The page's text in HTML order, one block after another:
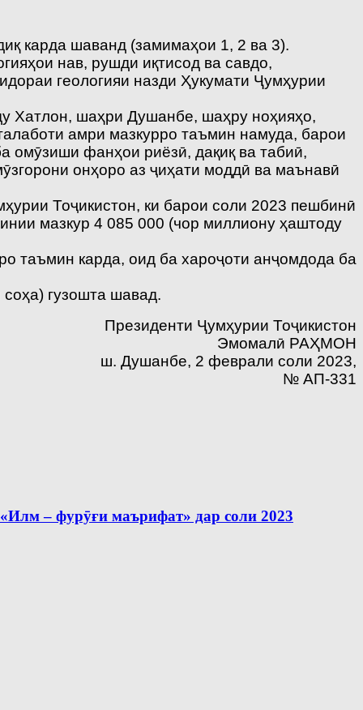
карда шаванд (замимаҳои 1, 2 ва 3).
нав, рушди иқтисод ва савдо,
геологияи назди Ҳукумати Ҷумҳурии
Хатлон, шаҳри Душанбе, шаҳру ноҳияҳо,
амри мазкурро таъмин намуда, барои
омӯзиши фанҳои риёзӣ, дақиқ ва табиӣ,
онҳоро аз ҷиҳати моддӣ ва маънавӣ
Тоҷикистон, ки барои соли 2023 пешбинӣ
мазкур 4 085 000 (чор миллиону ҳаштоду
таъмин карда, оид ба хароҷоти анҷомдода ба
гузошта шавад.
Президенти Ҷумҳурии Тоҷикистон
Эмомалӣ РАҲМОН
ш. Душанбе, 2 феврали соли 2023,
№ АП-331
маърифат» дар соли 2023